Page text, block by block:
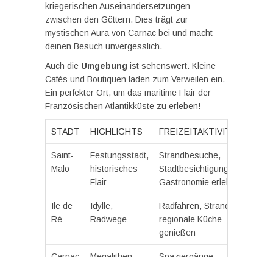
kriegerischen Auseinandersetzungen
zwischen den Göttern. Dies trägt zur
mystischen Aura von Carnac bei und macht
deinen Besuch unvergesslich.
Auch die Umgebung ist sehenswert. Kleine
Cafés und Boutiquen laden zum Verweilen ein.
Ein perfekter Ort, um das maritime Flair der
Französischen Atlantikküste zu erleben!
STADT HIGHLIGHTS FREIZEITAKTIVITÄTEN
Saint-
Malo
Festungsstadt,
historisches
Flair
Strandbesuche,
Stadtbesichtigungen,
Gastronomie erleben
Ile de
Ré
Idylle,
Radwege
Radfahren, Strandleben,
regionale Küche
genießen